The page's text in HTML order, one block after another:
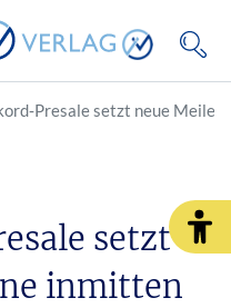
setzt neue
setzt
inmitten